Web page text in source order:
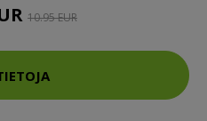
10.95 EUR